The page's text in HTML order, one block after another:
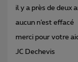
il y a près de deux
aucun n’est effacé
merci pour votre
JC Dechevis